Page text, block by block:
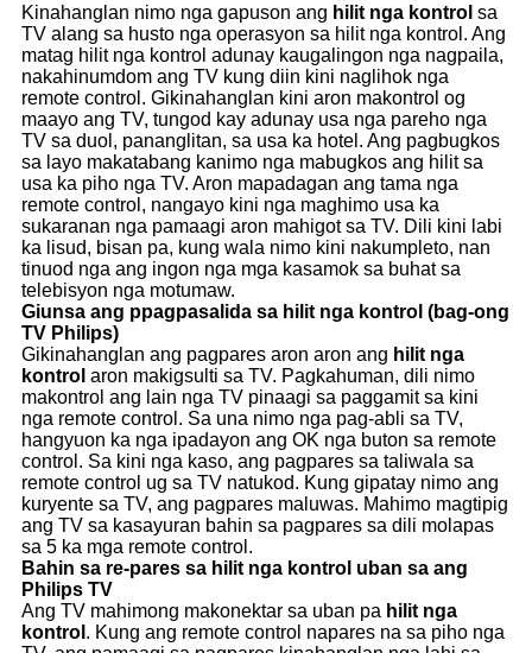
Kinahanglan nimo nga gapuson ang hilit nga kontrol sa
TV alang sa husto nga operasyon sa hilit nga kontrol. Ang
matag hilit nga kontrol adunay kaugalingon nga nagpaila,
nakahinumdom ang TV kung diin kini naglihok nga
remote control. Gikinahanglan kini aron makontrol og
maayo ang TV, tungod kay adunay usa nga pareho nga
TV sa duol, pananglitan, sa usa ka hotel. Ang pagbugkos
sa layo makatabang kanimo nga mabugkos ang hilit sa
usa ka piho nga TV. Aron mapadagan ang tama nga
remote control, nangayo kini nga maghimo usa ka
sukaranan nga pamaagi aron mahigot sa TV. Dili kini labi
ka lisud, bisan pa, kung wala nimo kini nakumpleto, nan
tinuod nga ang ingon nga mga kasamok sa buhat sa
telebisyon nga motumaw.
Giunsa ang ppagpasalida sa hilit nga kontrol (bag-ong
TV Philips)
Gikinahanglan ang pagpares aron aron ang hilit nga
kontrol aron makigsulti sa TV. Pagkahuman, dili nimo
makontrol ang lain nga TV pinaagi sa paggamit sa kini
nga remote control. Sa una nimo nga pag-abli sa TV,
hangyuon ka nga ipadayon ang OK nga buton sa remote
control. Sa kini nga kaso, ang pagpares sa taliwala sa
remote control ug sa TV natukod. Kung gipatay nimo ang
kuryente sa TV, ang pagpares maluwas. Mahimo magtipig
ang TV sa kasayuran bahin sa pagpares sa dili molapas
sa 5 ka mga remote control.
Bahin sa re-pares sa hilit nga kontrol uban sa ang
Philips TV
Ang TV mahimong makonektar sa uban pa hilit nga
kontrol . Kung ang remote control napares na sa piho nga